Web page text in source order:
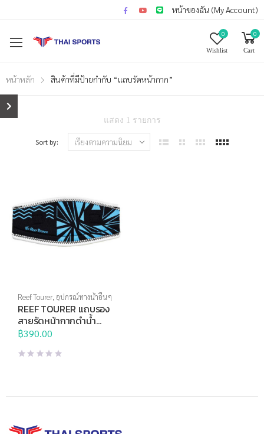
หน้าของฉัน (My Account)
0
Wishlist
0
Cart
หน้าหลัก สินค้าที่มีป้ายกำกับ “แถบรัดหน้ากาก”
แสดง 1 รายการ
Sort by:
Reef Tourer,อุปกรณ์ทางน้ำอื่นๆ
REEF TOURER แถบรอง
สายรัดหน้ากากดำน้ำ
RA5007
฿390.00